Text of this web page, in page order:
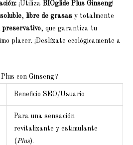
¡UtilizaBIOglide Plus Ginseng!
,libre de grasas y totalmente
preservativo, que garantiza tu
placer. ¡Deslízate ecológicamente a
con Ginseng?
Beneficio SEO/Usuario
Para una sensación
revitalizante y estimulante
(Plus).